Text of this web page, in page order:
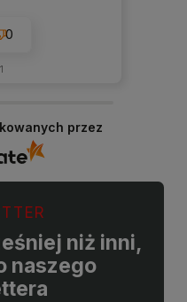
0
przez
niż inni,
naszego